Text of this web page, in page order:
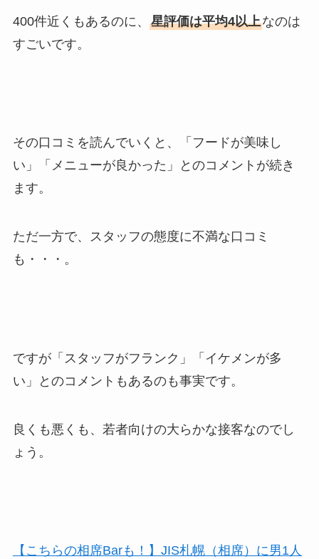
400件近くもあるのに、 星評価は平均4以上なのは
すごいです。
その口コミを読んでいくと、「フードが美味し
い」「メニューが良かった」とのコメントが続き
ます。
ただ一方で、スタッフの態度に不満な口コミ
も・・・。
ですが「スタッフがフランク」「イケメンが多
い」とのコメントもあるのも事実です。
良くも悪くも、若者向けの大らかな接客なのでし
ょう。
【こちらの相席Barも！】JIS札幌（相席）に男1人